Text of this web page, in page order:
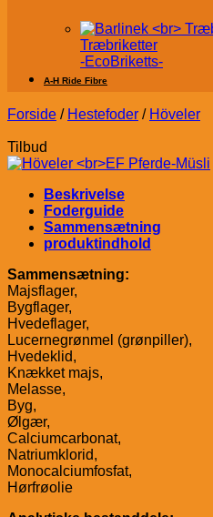
Træbriketter
-EcoBriketts-
A-H Ride Fibre
Forside / Hestefoder / Höveler
Tilbud
Beskrivelse
Foderguide
Sammensætning
produktindhold
Sammensætning:
Majsflager,
Bygflager,
Hvedeflager,
Lucernegrønmel (grønpiller),
Hvedeklid,
Knækket majs,
Melasse,
Byg,
Ølgær,
Calciumcarbonat,
Natriumklorid,
Monocalciumfosfat,
Hørfrøolie